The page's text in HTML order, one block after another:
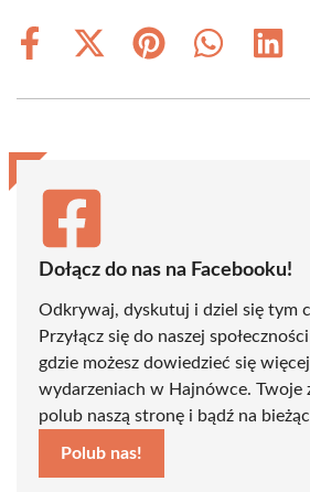
Share
Share
(Twitter)
Share
Share
Share
Dołącz do nas na Facebooku!
Odkrywaj, dyskutuj i dziel się tym
Przyłącz się do naszej
gdzie możesz dowiedzieć się
wydarzeniach w Hajnówce. Twoje
polub naszą stronę i bądź na
Polub nas!